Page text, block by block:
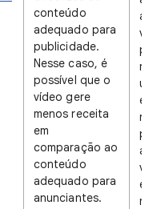
conteúdo
adequado para
publicidade.
Nesse caso, é
possível que o
vídeo gere
menos receita
em
comparação ao
conteúdo
adequado para
anunciantes.
nas
e,